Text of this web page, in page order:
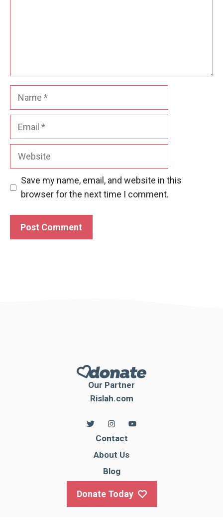
Website
Save my name, email, and website in this
browser for the next time I comment.
Our Partner
Rislah.com
Contact
About Us
Blog
Donate Today